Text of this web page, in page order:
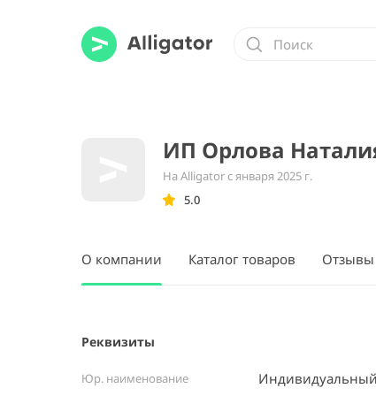
ИП Орлова
На Alligator с января 2025 г.
5.0
О компании Каталог товаров Отзывы
Реквизиты
Юр. наименование